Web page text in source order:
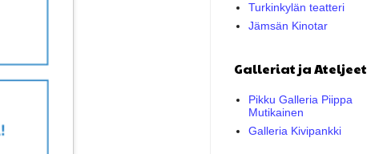
Turkinkylän teatteri
Jämsän Kinotar
Galleriat ja Ateljeet
Pikku Galleria Piippa
Mutikainen
Galleria Kivipankki